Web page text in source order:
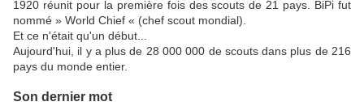
1920 réunit pour la première fois des scouts de 21 pays. BiPi fut
nommé » World Chief « (chef scout mondial).
Et ce n'était qu'un début...
Aujourd'hui, il y a plus de 28 000 000 de scouts dans plus de 216
pays du monde entier.
Son dernier mot